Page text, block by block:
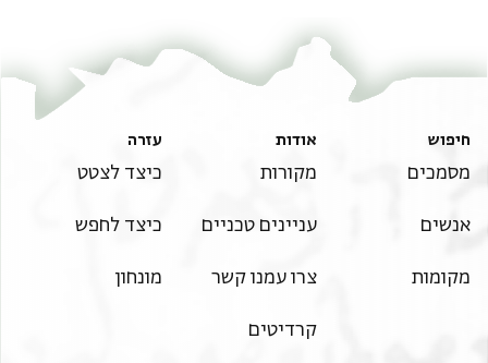
הגדל וסובב
T-S K6.40 3v הגדל וסובב
T-S K6.40 5v הגדל וסובב
תנאי היתר שימוש בתצלום
חיפוש
מסמכים
אנשים
מקומות
אודות
מקורות
עניינים טכניים
צרו עמנו קשר
קרדיטים
עזרה
כיצד לצטט
כיצד לחפש
מונחון